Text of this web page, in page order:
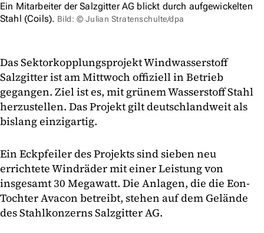
Ein Mitarbeiter der Salzgitter AG blickt durch aufgewickelten
Stahl (Coils). Bild: © Julian Stratenschulte/dpa
Das Sektorkopplungsprojekt Windwasserstoff
Salzgitter ist am Mittwoch offiziell in Betrieb
gegangen. Ziel ist es, mit grünem Wasserstoff Stahl
herzustellen. Das Projekt gilt deutschlandweit als
bislang einzigartig.
Ein Eckpfeiler des Projekts sind sieben neu
errichtete Windräder mit einer Leistung von
insgesamt 30 Megawatt. Die Anlagen, die die Eon-
Tochter Avacon betreibt, stehen auf dem Gelände
des Stahlkonzerns Salzgitter AG.